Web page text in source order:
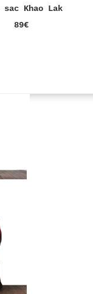
sac Khao Lak
89€